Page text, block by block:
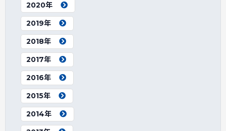
2020年
2019年
2018年
2017年
2016年
2015年
2014年